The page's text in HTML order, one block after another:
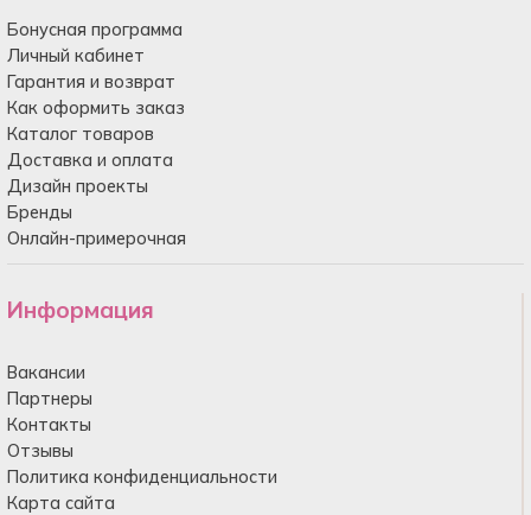
Бонусная программа
Личный кабинет
Гарантия и возврат
Как оформить заказ
Каталог товаров
Доставка и оплата
Дизайн проекты
Бренды
Онлайн-примерочная
Информация
Вакансии
Партнеры
Контакты
Отзывы
Политика конфиденциальности
Карта сайта